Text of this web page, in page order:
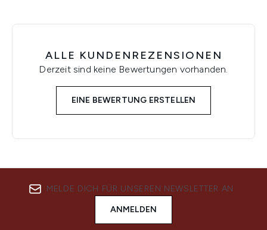
ALLE KUNDENREZENSIONEN
Derzeit sind keine Bewertungen vorhanden.
EINE BEWERTUNG ERSTELLEN
MELDE DICH FÜR UNSEREN NEWSLETTER AN
ANMELDEN